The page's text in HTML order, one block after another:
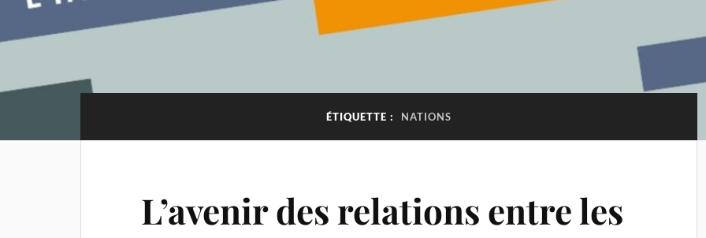
ÉTIQUETTE : NATIONS
L’avenir des relations entre les